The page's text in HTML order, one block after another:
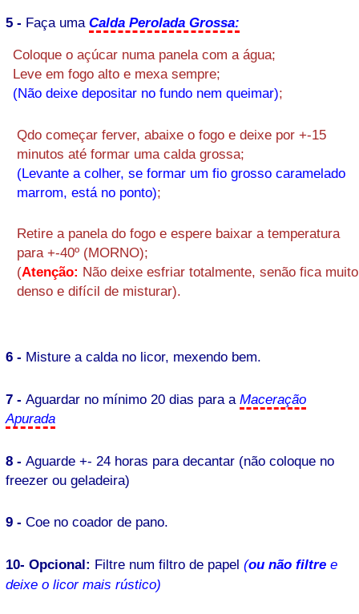
5 - Faça umaCalda Perolada Grossa:
Coloque o açúcar numa panela com a água;
Leve em fogo alto e mexa sempre;
(Não deixe depositar no fundo nem queimar);
Qdo começar ferver, abaixe o fogo e deixe por +-15
minutos até formar uma calda grossa;
(Levante a colher, se formar um fio grosso caramelado
marrom, está no ponto);
Retire a panela do fogo e espere baixar a temperatura
para +-40º (MORNO);
(Atenção: Não deixe esfriar totalmente, senão fica muito
denso e difícil de misturar).
6 - Misture a calda no licor, mexendo bem.
7 -Aguardar no mínimo 20 dias para aMaceração
Apurada
8 -Aguarde +- 24 horas para decantar (não coloque no
freezer ou geladeira)
9 -Coe no coador de pano.
10- Opcional: Filtre num filtro de papel (ou não filtree
deixe o licor mais rústico)